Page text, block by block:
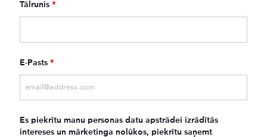
Tālrunis *
E-Pasts *
Es piekrītu manu personas datu apstrādei izrādītās
intereses un mārketinga nolūkos, piekrītu saņemt